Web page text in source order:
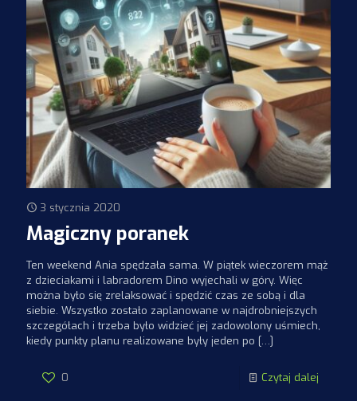
3 stycznia 2020
Magiczny poranek
Ten weekend Ania spędzała sama. W piątek wieczorem mąż
z dzieciakami i labradorem Dino wyjechali w góry. Więc
można było się zrelaksować i spędzić czas ze sobą i dla
siebie. Wszystko zostało zaplanowane w najdrobniejszych
szczegółach i trzeba było widzieć jej zadowolony uśmiech,
kiedy punkty planu realizowane były jeden po […]
0 Czytaj dalej